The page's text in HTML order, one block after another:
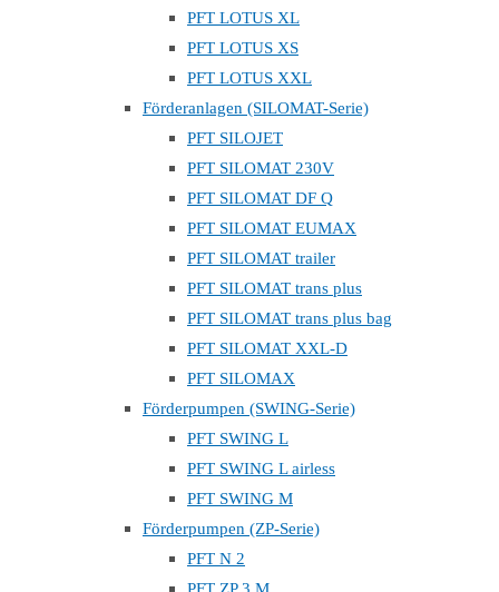
PFT LOTUS XL
PFT LOTUS XS
PFT LOTUS XXL
Förderanlagen (SILOMAT-Serie)
PFT SILOJET
PFT SILOMAT 230V
PFT SILOMAT DF Q
PFT SILOMAT EUMAX
PFT SILOMAT trailer
PFT SILOMAT trans plus
PFT SILOMAT trans plus bag
PFT SILOMAT XXL-D
PFT SILOMAX
Förderpumpen (SWING-Serie)
PFT SWING L
PFT SWING L airless
PFT SWING M
Förderpumpen (ZP-Serie)
PFT N 2